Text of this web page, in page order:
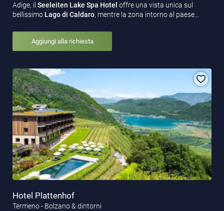
Adige, il Seeleiten Lake Spa Hotel offre una vista unica sul
bellissimo Lago di Caldaro, mentre la zona intorno al paese…
Aggiungi alla richiesta
Hotel Plattenhof
Termeno - Bolzano & dintorni